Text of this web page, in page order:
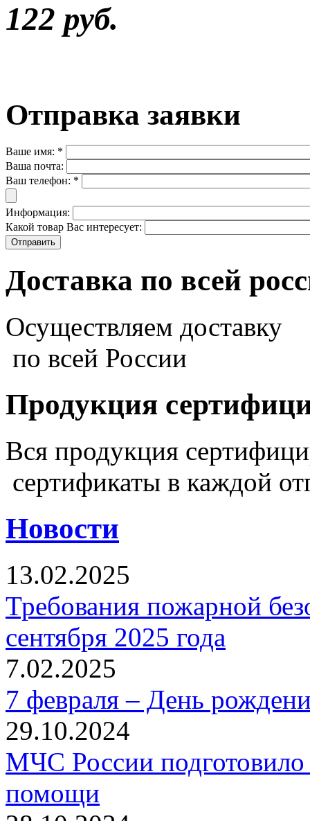
122 руб.
Отправка заявки
Ваше имя: *
Ваша почта:
Ваш телефон: *
Информация:
Какой товар Вас интересует:
Доставка по всей
Осуществляем доставку
по всей России
Продукция
Вся продукция
сертификаты в каждой
Новости
13.02.2025
Требования пожарной
сентября 2025 года
7.02.2025
7 февраля – День
29.10.2024
МЧС России
помощи